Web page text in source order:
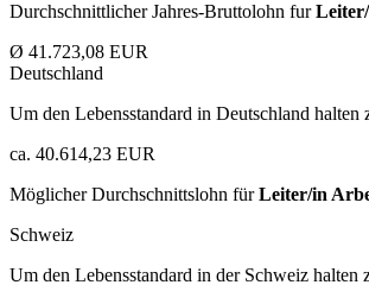
Durchschnittlicher Jahres-Bruttolohn fur
Ø 41.723,08 EUR
Deutschland
Um den Lebensstandard in Deutschland
ca. 40.614,23 EUR
Möglicher Durchschnittslohn fürLeiter/in
Schweiz
Um den Lebensstandard in der Schweiz